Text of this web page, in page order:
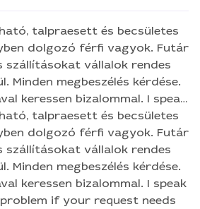
talpraesett és becsületes
dolgozó férfi vagyok. Futár
szállításokat vállalok rendes
Minden megbeszélés kérdése.
keressen bizalommal. I speak
if your request needs
talpraesett és becsületes
dolgozó férfi vagyok. Futár
szállításokat vállalok rendes
Minden megbeszélés kérdése.
keressen bizalommal. I speak
if your request needs